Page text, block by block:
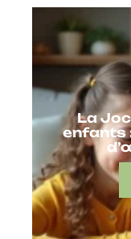
La
enfants